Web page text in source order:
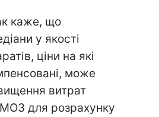
каже, що
у якості
ціни на які
може
витрат
для розрахунку